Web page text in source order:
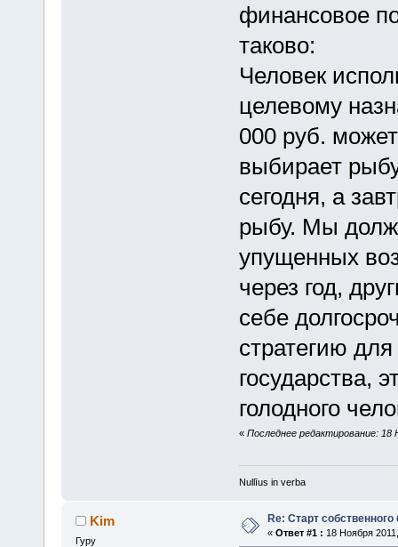
финансовое
таково:
Человек
целевому
000 руб.
выбирает
сегодня, а
рыбу. Мы
упущенных
через год,
себе
стратегию
государства,
голодного
« Последнее редактирование: 18
Nullīus in verba
Kim
Гуру
Re: Старт собственного
« Ответ #1 : 18 Ноября